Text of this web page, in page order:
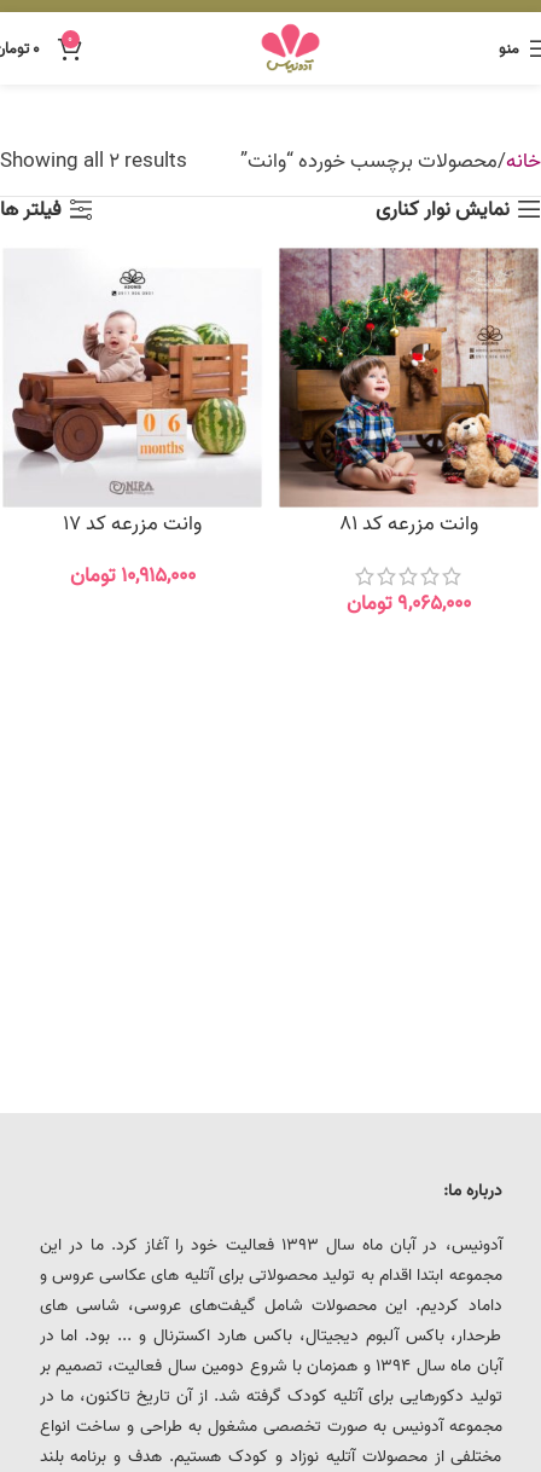
منو 0 ۰
خانه محصولات برچسب خورده “وانت”
Showing all 2 results
نمایش نوار کناری
فیلتر ها
وانت مزرعه کد 81
۹,۰۶۵,۰۰۰تومان
وانت مزرعه کد 17
۱۰,۹۱۵,۰۰۰ تومان
درباره ما:
آدونیس، در آبان ماه سال 1393 فعالیت خود را آغاز کرد. ما در این
مجموعه ابتدا اقدام به تولید محصولاتی برای آتلیه های عکاسی عروس و
داماد کردیم. این محصولات شامل گیفت‌های عروسی، شاسی های
طرحدار، باکس آلبوم دیجیتال، باکس هارد اکسترنال و ... بود. اما در
آبان ماه سال 1394 و همزمان با شروع دومین سال فعالیت، تصمیم بر
تولید دکورهایی برای آتلیه کودک گرفته شد. از آن تاریخ تاکنون، ما در
مجموعه آدونیس به صورت تخصصی مشغول به طراحی و ساخت انواع
مختلفی از محصولات آتلیه نوزاد و کودک هستیم. هدف و برنامه بلند